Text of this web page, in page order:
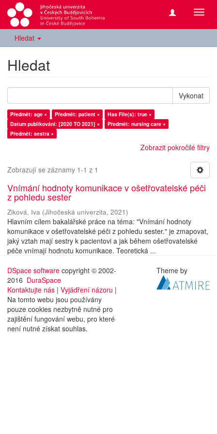
Hledat
Hledat
Vykonat
Předmět: age × Předmět: patient ×
Has File(s): true ×
Datum publikování: [2020 TO 2021] ×
Předmět: nursing care ×
Předmět: sestra ×
Zobrazit pokročilé filtry
Zobrazují se záznamy 1-1 z 1
Vnímání hodnoty komunikace v ošetřovatelské péči
z pohledu sester
Ziková, Iva (Jihočeská univerzita, 2021)
Hlavním cílem bakalářské práce na téma: "Vnímání hodnoty
komunikace v ošetřovatelské péči z pohledu sester." je zmapovat,
jaký vztah mají sestry k pacientovi a jak během ošetřovatelské
péče vnímají hodnotu komunikace. Teoretická ...
DSpace software copyright © 2002-
2016 DuraSpace
Kontaktujte nás | Vyjádření názoru |
Na tomto webu jsou používány
pouze cookies nezbytně nutné pro
zajištění fungování webu, pro které
není nutné získat souhlas.
Theme by